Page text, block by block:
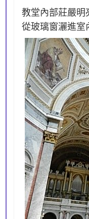
教堂內部莊嚴
從玻璃窗灑進室